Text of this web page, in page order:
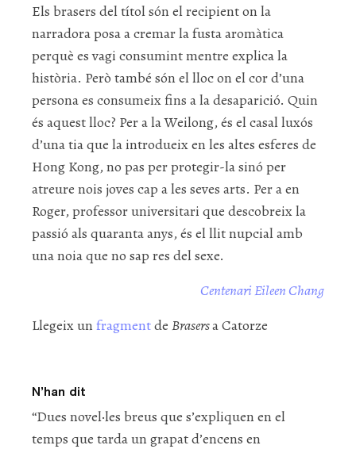
Els brasers del títol són el recipient on la
narradora posa a cremar la fusta aromàtica
perquè es vagi consumint mentre explica la
història. Però també són el lloc on el cor d’una
persona es consumeix fins a la desaparició. Quin
és aquest lloc? Per a la Weilong, és el casal luxós
d’una tia que la introdueix en les altes esferes de
Hong Kong, no pas per protegir-la sinó per
atreure nois joves cap a les seves arts. Per a en
Roger, professor universitari que descobreix la
passió als quaranta anys, és el llit nupcial amb
una noia que no sap res del sexe.
Centenari Eileen Chang
Llegeix un fragmentde Brasersa Catorze
N’han dit
“Dues novel·les breus que s’expliquen en el
temps que tarda un grapat d’encens en